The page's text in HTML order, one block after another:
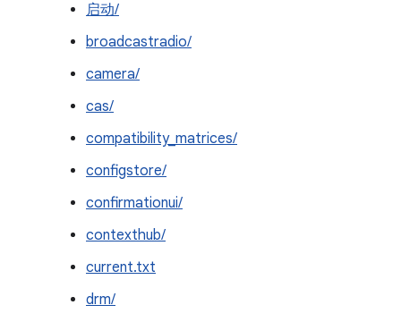
启动/
broadcastradio/
camera/
cas/
compatibility_matrices/
configstore/
confirmationui/
contexthub/
current.txt
drm/